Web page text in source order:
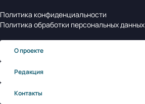
Политика конфиденциальности
Политика обработки персональных данных
О проекте
Редакция
Контакты